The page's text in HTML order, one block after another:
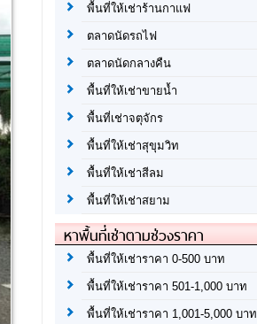
พื้นที่ให้เช่าร้านกาแฟ
ตลาดนัดรถไฟ
ตลาดนัดกลางคืน
พื้นที่ให้เช่าขายน้ำ
พื้นที่เช่าจตุจักร
พื้นที่ให้เช่าสุขุมวิท
พื้นที่ให้เช่าสีลม
พื้นที่ให้เช่าสยาม
หาพื้นที่เช่าตามช่วงราคา
พื้นที่ให้เช่าราคา 0-500 บาท
พื้นที่ให้เช่าราคา 501-1,000 บาท
พื้นที่ให้เช่าราคา 1,001-5,000 บาท